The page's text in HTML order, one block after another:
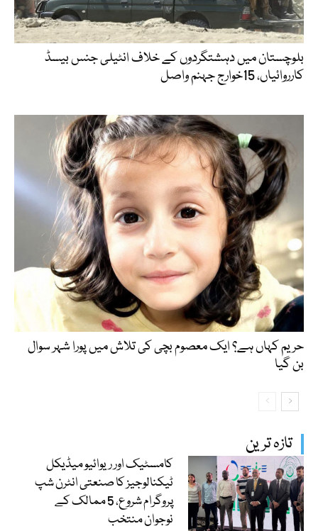
تازہ ترین
کامسٹیک اور ریوائیو میڈیکل
ٹیکنالوجیز کا صنعتی انٹرن شپ
پروگرام شروع، 5 ممالک کے
نوجوان منتخب
بلوچستان میں دہشتگردوں کے خلاف انٹیلی جنس بیسڈ
کارروائیاں، 15خوارج جہنم واصل
حریم کہاں ہے؟ ایک معصوم بچی کی تلاش میں پورا شہر سوال
بن گیا